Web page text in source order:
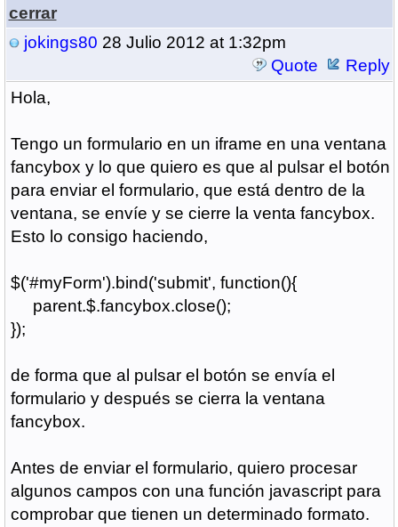
cerrar
jokings80 28 Julio 2012 at 1:32pm
Quote
Reply
Hola,
Tengo un formulario en un iframe en una ventana
fancybox y lo que quiero es que al pulsar el botón
para enviar el formulario, que está dentro de la
ventana, se envíe y se cierre la venta fancybox.
Esto lo consigo haciendo,
$('#myForm').bind('submit', function(){
parent.$.fancybox.close();
});
de forma que al pulsar el botón se envía el
formulario y después se cierra la ventana
fancybox.
Antes de enviar el formulario, quiero procesar
algunos campos con una función javascript para
comprobar que tienen un determinado formato.